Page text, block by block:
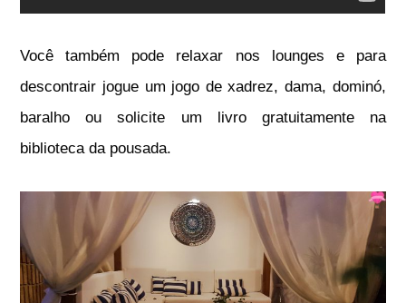
Você também pode relaxar nos lounges e para
descontrair jogue um jogo de xadrez, dama, dominó,
baralho ou solicite um livro gratuitamente na
biblioteca da pousada.